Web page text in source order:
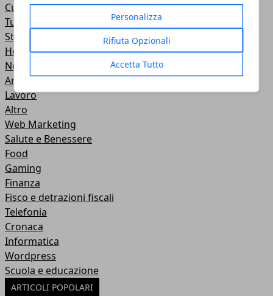
Personalizza
Rifiuta Opzionali
Accetta Tutto
Cultura e società
Turismo
Storia
Hobby
News
Ambiente
Lavoro
Altro
Web Marketing
Salute e Benessere
Food
Gaming
Finanza
Fisco e detrazioni fiscali
Telefonia
Cronaca
Informatica
Wordpress
Scuola e educazione
ARTICOLI POPOLARI